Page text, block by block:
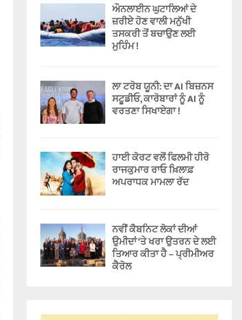
ਔਨਲਾਈਨ ਘੁਟਾਲਿਆਂ ਦੇ
ਜ਼ਰੀਏ ਹੋਣ ਵਾਲੀ ਮਨੁੱਖੀ
ਤਸਕਰੀ ਤੋਂ ਬਚਾਉਣ ਲਈ
ਮੁਹਿੰਮ !
ਲਾ ਟਰੋਬ ਯੂਨੀ: ਦਾ AI ਬਿਜ਼ਨਸ
ਸਟੂਡੀਓ, ਕਾਰੋਬਾਰਾਂ ਨੂੰ AI ਨੂੰ
ਵਰਤਣਾ ਸਿਖਾਏਗਾ !
ਹਾਈ ਕੋਰਟ ਵਲੋਂ ਫਿਲਮੀ ਹੀਰੋ
ਰਾਜਕੁਮਾਰ ਰਾਓ ਖ਼ਿਲਾਫ਼
ਅਪਰਾਧਕ ਮਾਮਲਾ ਰੱਦ
ਨਵੀਂ ਕੈਬਨਿਟ ਲੋਕਾਂ ਦੀਆਂ
ਉਮੀਦਾਂ ‘ਤੇ ਖਰਾ ਉਤਰਨ ਦੇ ਲਈ
ਤਿਆਰ ਕੀਤਾ ਹੈ – ਪ੍ਰੀਮੀਅਰ
ਕੈਰੋਲ